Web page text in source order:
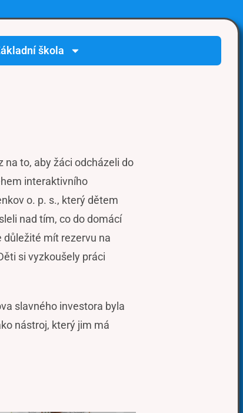
škola
to, aby žáci odcházeli do
interaktivního
o. p. s., který dětem
nad tím, co do domácí
důležité mít rezervu na
si vyzkoušely práci
slavného investora byla
nástroj, který jim má